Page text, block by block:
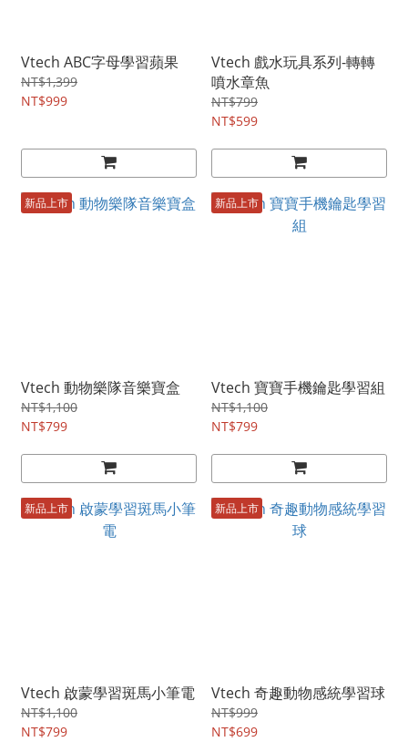
Vtech ABC字母學習蘋果
NT$1,399
NT$999
Vtech 戲水玩具系列-轉轉
噴水章魚
NT$799
NT$599
新品上市
Vtech 動物樂隊音樂寶盒
NT$1,100
NT$799
新品上市
Vtech 寶寶手機鑰匙學習組
NT$1,100
NT$799
新品上市
Vtech 啟蒙學習斑馬小筆電
NT$1,100
NT$799
新品上市
Vtech 奇趣動物感統學習球
NT$999
NT$699